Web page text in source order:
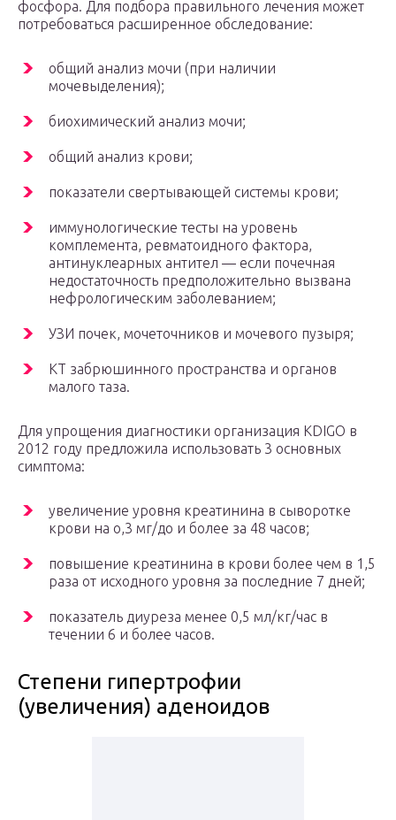
фосфора. Для подбора правильного лечения может
потребоваться расширенное обследование:
общий анализ мочи (при наличии
мочевыделения);
биохимический анализ мочи;
общий анализ крови;
показатели свертывающей системы крови;
иммунологические тесты на уровень
комплемента, ревматоидного фактора,
антинуклеарных антител — если почечная
недостаточность предположительно вызвана
нефрологическим заболеванием;
УЗИ почек, мочеточников и мочевого пузыря;
КТ забрюшинного пространства и органов
малого таза.
Для упрощения диагностики организация KDIGO в
2012 году предложила использовать 3 основных
симптома:
увеличение уровня креатинина в сыворотке
крови на о,3 мг/до и более за 48 часов;
повышение креатинина в крови более чем в 1,5
раза от исходного уровня за последние 7 дней;
показатель диуреза менее 0,5 мл/кг/час в
течении 6 и более часов.
Степени гипертрофии
(увеличения) аденоидов